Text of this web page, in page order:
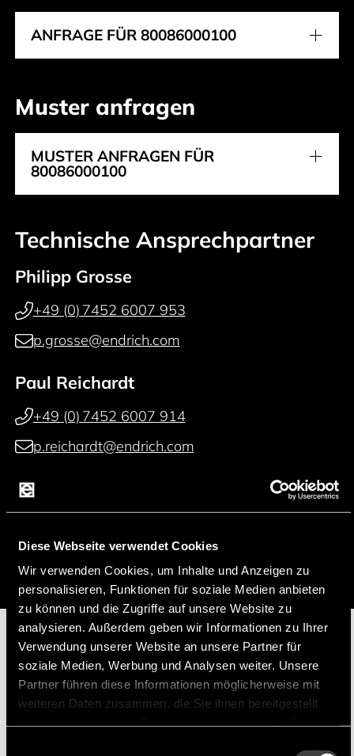
Diese Webseite verwendet Cookies
Wir verwenden Cookies, um Inhalte und Anzeigen zu
personalisieren, Funktionen für soziale Medien anbieten
zu können und die Zugriffe auf unsere Website zu
analysieren. Außerdem geben wir Informationen zu Ihrer
Verwendung unserer Website an unsere Partner für
soziale Medien, Werbung und Analysen weiter. Unsere
Partner führen diese Informationen möglicherweise mit
weiteren Daten zusammen, die Sie ihnen bereitgestellt
ANFRAGE FÜR 80086000100
Muster anfragen
MUSTER ANFRAGEN FÜR
80086000100
Technische Ansprechpartner
Philipp Grosse
+49 (0) 7452 6007 953
p.grosse@endrich.com
Paul Reichardt
+49 (0) 7452 6007 914
p.reichardt@endrich.com
Franz Guggenmoos
f.guggenmoos@endrich.com
Hersteller